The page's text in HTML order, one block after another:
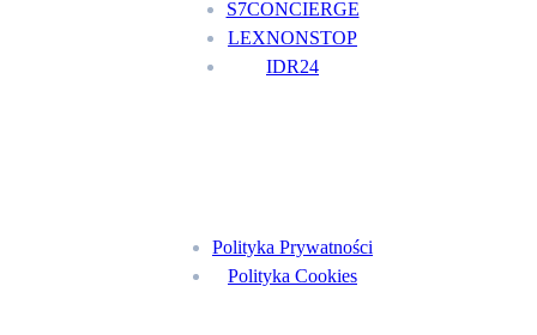
S7CONCIERGE
LEXNONSTOP
IDR24
Polityka Prywatności
Polityka Cookies